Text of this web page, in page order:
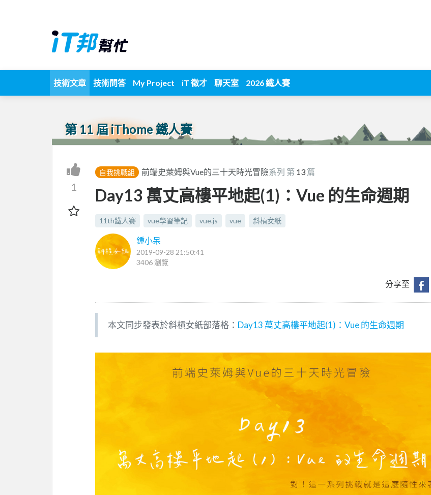
技術文章 技術問答 My Project iT 徵才 聊天室 2026 鐵人賽
第 11 屆 iThome 鐵人賽
1
自我挑戰組 前端史萊姆與Vue的三十天時光冒險系列 第 13 篇
Day13 萬丈高樓平地起(1)：Vue 的生命週期
11th鐵人賽 vue學習筆記 vue.js vue 斜槓女紙
鍾小呆
2019-09-28 21:50:41
3406 瀏覽
分享至
本文同步發表於斜槓女紙部落格： Day13 萬丈高樓平地起(1)：Vue 的生命週期